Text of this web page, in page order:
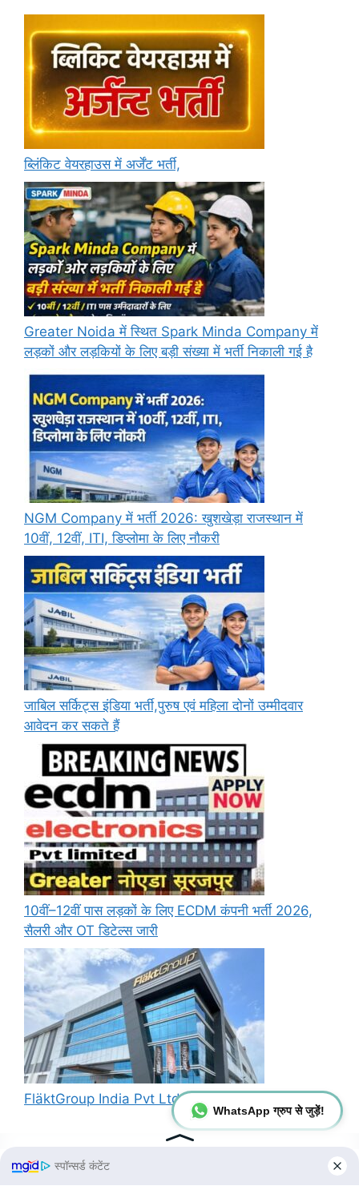
ब्लिंकिट वेयरहाउस में अर्जेंट भर्ती,
Greater Noida में स्थित Spark Minda Company में
लड़कों और लड़कियों के लिए बड़ी संख्या में भर्ती निकाली गई है
NGM Company में भर्ती 2026: खुशखेड़ा राजस्थान में
10वीं, 12वीं, ITI, डिप्लोमा के लिए नौकरी
जाबिल सर्किट्स इंडिया भर्ती,पुरुष एवं महिला दोनों उम्मीदवार
आवेदन कर सकते हैं
10वीं–12वीं पास लड़कों के लिए ECDM कंपनी भर्ती 2026,
सैलरी और OT डिटेल्स जारी
FläktGroup India Pvt Ltd में नौकरी का शानदार मौका
WhatsApp ग्रुप से जुड़ें!